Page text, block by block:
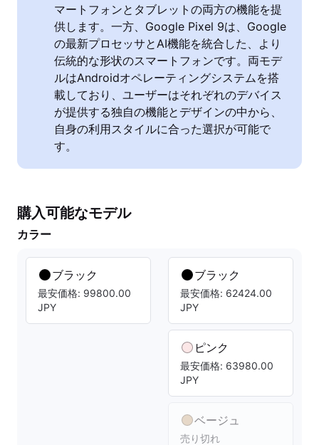
マートフォンとタブレットの両方の機能を提
供します。一方、Google Pixel 9は、Google
の最新プロセッサとAI機能を統合した、より
伝統的な形状のスマートフォンです。両モデ
ルはAndroidオペレーティングシステムを搭
載しており、ユーザーはそれぞれのデバイス
が提供する独自の機能とデザインの中から、
自身の利用スタイルに合った選択が可能で
す。
購入可能なモデル
カラー
ブラック
最安価格: 99800.00
JPY
ブラック
最安価格: 62424.00
JPY
ピンク
最安価格: 63980.00
JPY
ベージュ
売り切れ